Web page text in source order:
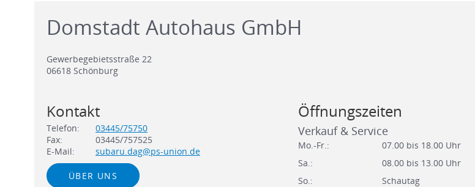
Domstadt Autohaus GmbH
Gewerbegebietsstraße 22
06618 Schönburg
Kontakt
Telefon:
03445/75750
Fax:
03445/757525
E-Mail:
subaru.dag@ps-union.de
ÜBER UNS
Öffnungszeiten
Verkauf & Service
Mo.-Fr.:
07.00 bis 18.00 Uhr
Sa.:
08.00 bis 13.00 Uhr
So.:
Schautag